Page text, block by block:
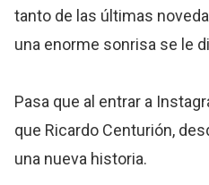
tanto de las últimas
una enorme sonrisa se le
Pasa que al entrar a
que Ricardo Centurión,
una nueva historia.